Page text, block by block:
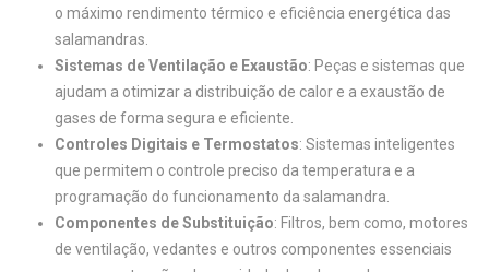
o máximo rendimento térmico e eficiência energética das
salamandras.
Sistemas de Ventilação e Exaustão: Peças e sistemas que
ajudam a otimizar a distribuição de calor e a exaustão de
gases de forma segura e eficiente.
Controles Digitais e Termostatos: Sistemas inteligentes
que permitem o controle preciso da temperatura e a
programação do funcionamento da salamandra.
Componentes de Substituição: Filtros, bem como, motores
de ventilação, vedantes e outros componentes essenciais